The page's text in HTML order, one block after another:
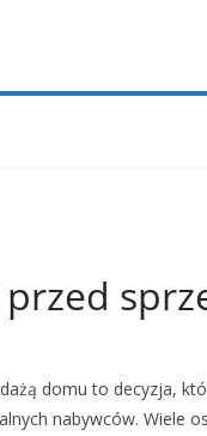
domu to decyzja,
nabywców. Wiele